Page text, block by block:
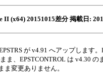
II (x64) 20151015差分 掲載日:
が v4.91 へアップします。
ま、EPSTCONTROL は v4.30 の
変更ありません。